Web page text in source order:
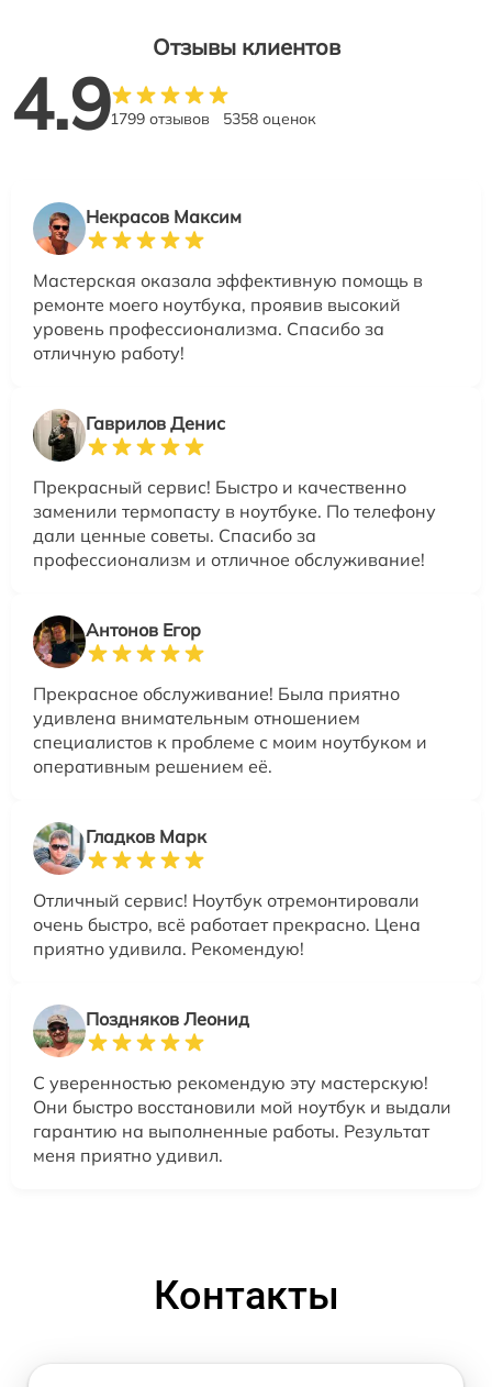
Отзывы клиентов
4.91799 отзывов 5358 оценок
Некрасов Максим
Мастерская оказала эффективную помощь в
ремонте моего ноутбука, проявив высокий
уровень профессионализма. Спасибо за
отличную работу!
Гаврилов Денис
Прекрасный сервис! Быстро и качественно
заменили термопасту в ноутбуке. По телефону
дали ценные советы. Спасибо за
профессионализм и отличное обслуживание!
Антонов Егор
Прекрасное обслуживание! Была приятно
удивлена внимательным отношением
специалистов к проблеме с моим ноутбуком и
оперативным решением её.
Гладков Марк
Отличный сервис! Ноутбук отремонтировали
очень быстро, всё работает прекрасно. Цена
приятно удивила. Рекомендую!
Поздняков Леонид
С уверенностью рекомендую эту мастерскую!
Они быстро восстановили мой ноутбук и выдали
гарантию на выполненные работы. Результат
меня приятно удивил.
Контакты